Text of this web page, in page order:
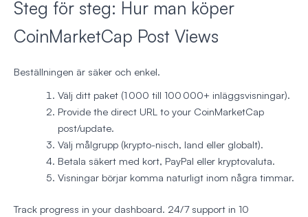
Steg för steg: Hur man köper
CoinMarketCap Post Views
Beställningen är säker och enkel.
Välj ditt paket (1 000 till 100 000+ inläggsvisningar).
Provide the direct URL to your CoinMarketCap
post/update.
Välj målgrupp (krypto-nisch, land eller globalt).
Betala säkert med kort, PayPal eller kryptovaluta.
Visningar börjar komma naturligt inom några timmar.
Track progress in your dashboard. 24/7 support in 10